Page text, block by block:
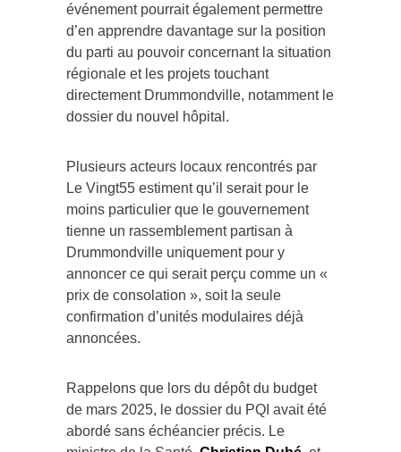
événement pourrait également permettre
d’en apprendre davantage sur la position
du parti au pouvoir concernant la situation
régionale et les projets touchant
directement Drummondville, notamment le
dossier du nouvel hôpital.
Plusieurs acteurs locaux rencontrés par
Le Vingt55 estiment qu’il serait pour le
moins particulier que le gouvernement
tienne un rassemblement partisan à
Drummondville uniquement pour y
annoncer ce qui serait perçu comme un «
prix de consolation », soit la seule
confirmation d’unités modulaires déjà
annoncées.
Rappelons que lors du dépôt du budget
de mars 2025, le dossier du PQI avait été
abordé sans échéancier précis. Le